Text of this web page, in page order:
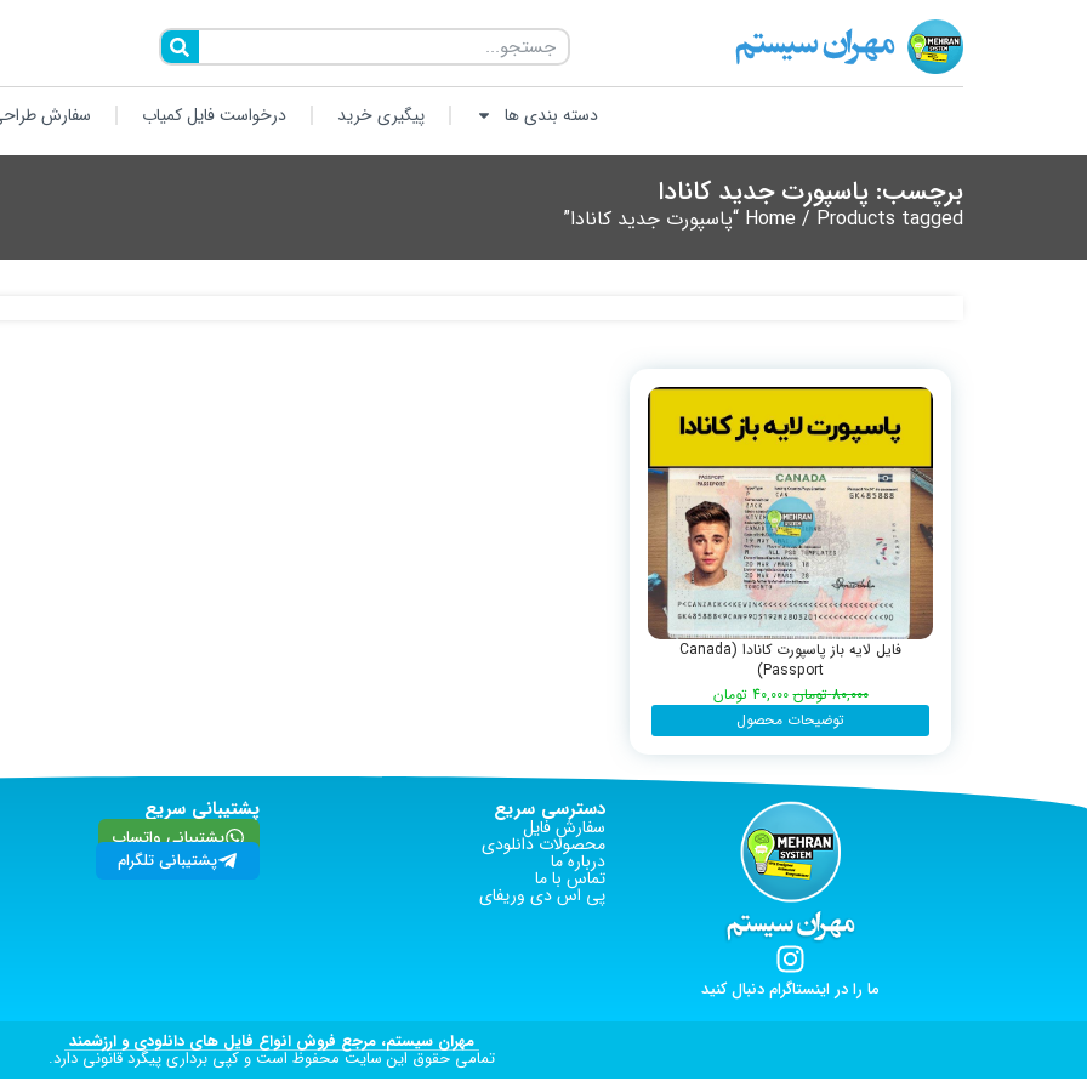
دسته بندی ها پیگیری خرید درخواست فایل کمیاب سفارش
برچسب: پاسپورت جدید کانادا
Home / Products tagged “پاسپورت جدید کانادا”
فایل لایه باز پاسپورت کانادا (Canada
Passport)
80,000 تومان 40,000 تومان
توضیحات محصول
ما را در اینستاگرام دنبال کنید
دسترسی سریع
سفارش فایل
محصولات دانلودی
درباره ما
تماس با ما
پی اس دی وریفای
پشتیبانی سریع
پشتیبانی واتساپ
پشتیبانی تلگرام
مهران سیستم، مرجع فروش انواع فایل های دانلودی و ارزشمند
تمامی حقوق این سایت محفوظ است و کپی برداری پیگرد قانونی دارد.